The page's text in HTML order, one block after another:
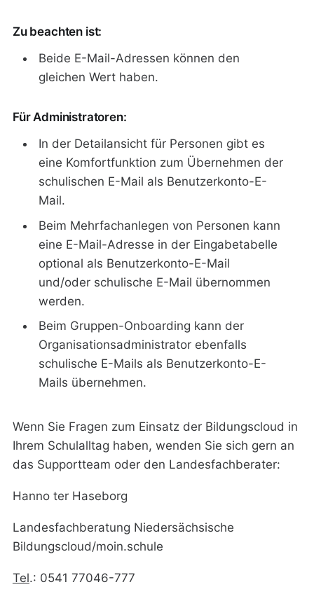
Zu beachten ist:
Beide E-Mail-Adressen können den
gleichen Wert haben.
Für Administratoren:
In der Detailansicht für Personen gibt es
eine Komfortfunktion zum Übernehmen der
schulischen E-Mail als Benutzerkonto-E-
Mail.
Beim Mehrfachanlegen von Personen kann
eine E-Mail-Adresse in der Eingabetabelle
optional als Benutzerkonto-E-Mail
und/oder schulische E-Mail übernommen
werden.
Beim Gruppen-Onboarding kann der
Organisationsadministrator ebenfalls
schulische E-Mails als Benutzerkonto-E-
Mails übernehmen.
Wenn Sie Fragen zum Einsatz der Bildungscloud in
Ihrem Schulalltag haben, wenden Sie sich gern an
das Supportteam oder den Landesfachberater:
Hanno ter Haseborg
Landesfachberatung Niedersächsische
Bildungscloud/moin.schule
Tel.: 0541 77046-777